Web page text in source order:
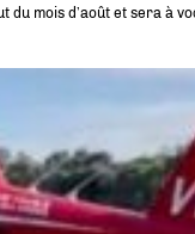
du mois d’août et sera à